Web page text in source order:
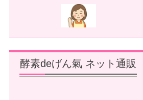
酵素deげん氣 ネット通販